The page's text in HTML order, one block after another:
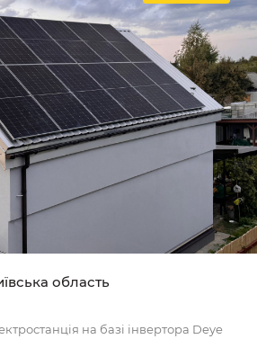
область
на базі інвертора Deye